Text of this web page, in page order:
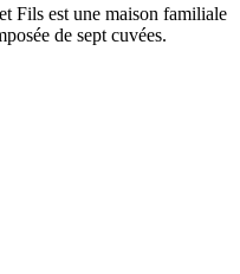
Fils est une maison familiale
de sept cuvées.